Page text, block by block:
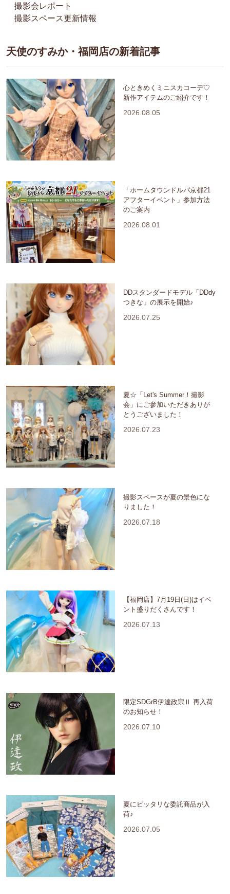
撮影会レポート
撮影スペース更新情報
天使のすみか・福岡店の新着記事
心ときめくミニスカコーデ♡
新作アイテムのご紹介です！
2026.08.05
「ホームタウンドルパ京都21
アフターイベント」参加方法
のご案内
2026.08.01
DDスタンダードモデル「DDdy
つきな」の展示を開始♪
2026.07.25
夏☆「Let's Summer！撮影
会」にご参加いただきありが
とうございました！
2026.07.23
撮影スペースが夏の景色にな
りました！
2026.07.18
【福岡店】7月19日(日)はイベ
ント盛りだくさんです！
2026.07.13
限定SDGrB伊達政宗Ⅱ 再入荷
のお知らせ！
2026.07.10
夏にピッタリな委託商品が入
荷♪
2026.07.05